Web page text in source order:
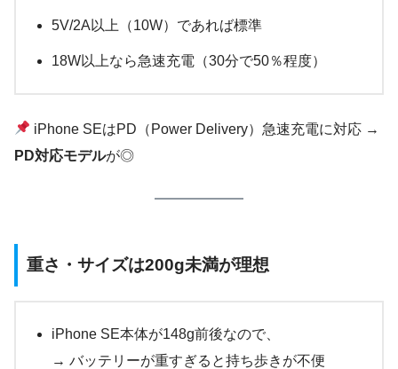
5V/2A以上（10W）であれば標準
18W以上なら急速充電（30分で50％程度）
iPhone SEはPD（Power Delivery）急速充電に対応 →
PD対応モデルが◎
重さ・サイズは200g未満が理想
iPhone SE本体が148g前後なので、
→ バッテリーが重すぎると持ち歩きが不便